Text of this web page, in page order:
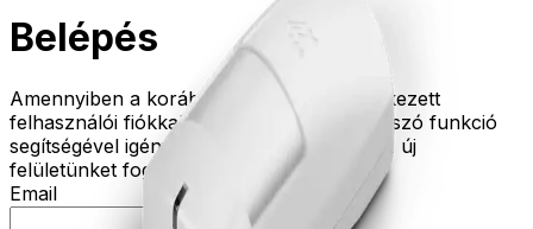
Belépés
Amennyiben a korábbi oldalunkon rendelkezett
felhasználói fiókkal, kérjük az Elfelejtett jelszó funkció
segítségével igényeljen új jelszót, amivel az új
felületünket fogja tudni használni.
Email